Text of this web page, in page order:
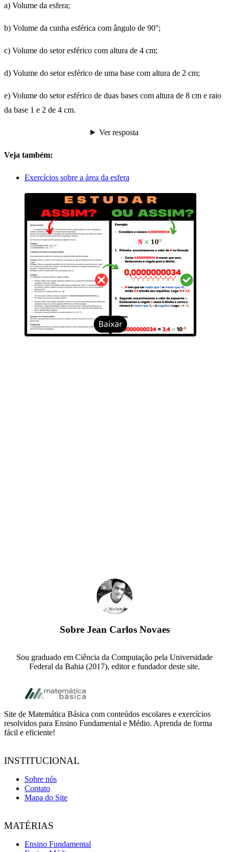
a) Volume da esfera;
b) Volume da cunha esférica com ângulo de 90°;
c) Volume do setor esférico com altura de 4 cm;
d) Volume do setor esférico de uma base com altura de 2 cm;
e) Volume do setor esférico de duas bases com altura de 8 cm e raio
da base 1 e 2 de 4 cm.
Ver resposta
Veja também:
Exercícios sobre a área da esfera
Sobre Jean Carlos Novaes
Sou graduado em Ciência da Computação pela Universidade
Federal da Bahia (2017), editor e fundador deste site.
Footer
Site de Matemática Básica com conteúdos escolares e exercícios
resolvidos para Ensino Fundamental e Médio. Aprenda de forma
fácil e eficiente!
INSTITUCIONAL
Sobre nós
Contato
Mapa do Site
MATÉRIAS
Ensino Fundamental